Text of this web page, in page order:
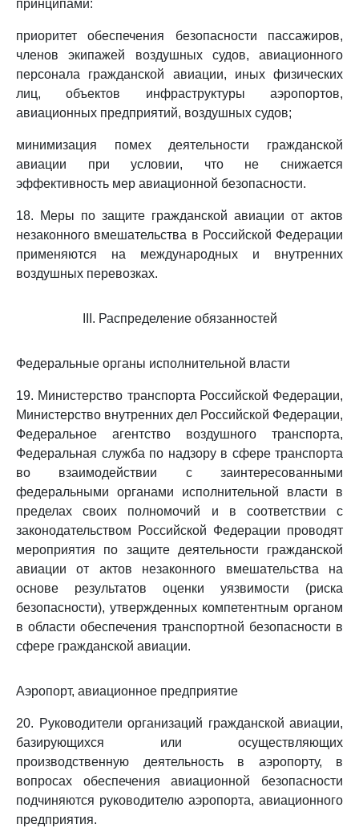
принципами:
приоритет обеспечения безопасности пассажиров,
членов экипажей воздушных судов, авиационного
персонала гражданской авиации, иных физических
лиц, объектов инфраструктуры аэропортов,
авиационных предприятий, воздушных судов;
минимизация помех деятельности гражданской
авиации при условии, что не снижается
эффективность мер авиационной безопасности.
18. Меры по защите гражданской авиации от актов
незаконного вмешательства в Российской Федерации
применяются на международных и внутренних
воздушных перевозках.
III. Распределение обязанностей
Федеральные органы исполнительной власти
19. Министерство транспорта Российской Федерации,
Министерство внутренних дел Российской Федерации,
Федеральное агентство воздушного транспорта,
Федеральная служба по надзору в сфере транспорта
во взаимодействии с заинтересованными
федеральными органами исполнительной власти в
пределах своих полномочий и в соответствии с
законодательством Российской Федерации проводят
мероприятия по защите деятельности гражданской
авиации от актов незаконного вмешательства на
основе результатов оценки уязвимости (риска
безопасности), утвержденных компетентным органом
в области обеспечения транспортной безопасности в
сфере гражданской авиации.
Аэропорт, авиационное предприятие
20. Руководители организаций гражданской авиации,
базирующихся или осуществляющих
производственную деятельность в аэропорту, в
вопросах обеспечения авиационной безопасности
подчиняются руководителю аэропорта, авиационного
предприятия.